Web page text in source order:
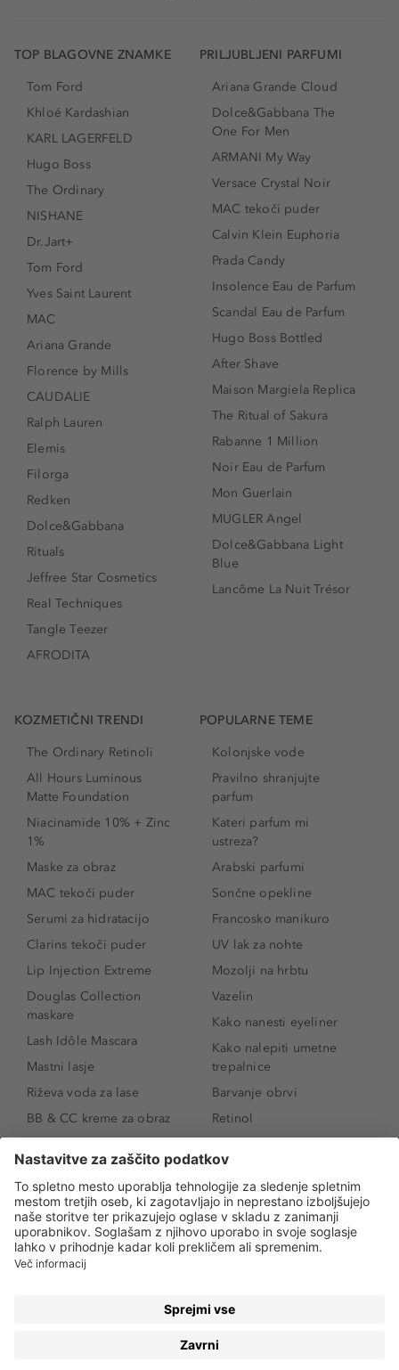
TOP BLAGOVNE ZNAMKE
Tom Ford
Khloé Kardashian
KARL LAGERFELD
Hugo Boss
The Ordinary
NISHANE
Dr.Jart+
Tom Ford
Yves Saint Laurent
MAC
Ariana Grande
Florence by Mills
CAUDALIE
Ralph Lauren
Elemis
Filorga
Redken
Dolce&Gabbana
Rituals
Jeffree Star Cosmetics
Real Techniques
Tangle Teezer
AFRODITA
PRILJUBLJENI PARFUMI
Ariana Grande Cloud
Dolce&Gabbana The
One For Men
ARMANI My Way
Versace Crystal Noir
MAC tekoči puder
Calvin Klein Euphoria
Prada Candy
Insolence Eau de Parfum
Scandal Eau de Parfum
Hugo Boss Bottled
After Shave
Maison Margiela Replica
The Ritual of Sakura
Rabanne 1 Million
Noir Eau de Parfum
Mon Guerlain
MUGLER Angel
Dolce&Gabbana Light
Blue
Lancôme La Nuit Trésor
KOZMETIČNI TRENDI
The Ordinary Retinoli
All Hours Luminous
Matte Foundation
Niacinamide 10% + Zinc
1%
Maske za obraz
MAC tekoči puder
Serumi za hidratacijo
Clarins tekoči puder
Lip Injection Extreme
Douglas Collection
maskare
Lash Idôle Mascara
Mastni lasje
Riževa voda za lase
BB & CC kreme za obraz
SPF 30
Senčila za oči
Tekoči puder
Ličenje povešenih vek
Kako povečati oči
POPULARNE TEME
Kolonjske vode
Pravilno shranjujte
parfum
Kateri parfum mi
ustreza?
Arabski parfumi
Sončne opekline
Francosko manikuro
UV lak za nohte
Mozolji na hrbtu
Vazelin
Kako nanesti eyeliner
Kako nalepiti umetne
trepalnice
Barvanje obrvi
Retinol
Niacinamid
Rozacea
Salicilna kislina